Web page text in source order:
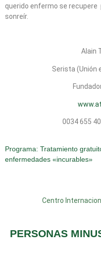
querido enfermo se recupere
sonreír.
Alain
Serista (Unión
0034 655
Programa: Tratamiento
enfermedades «incurables»
Centro
PERSONAS